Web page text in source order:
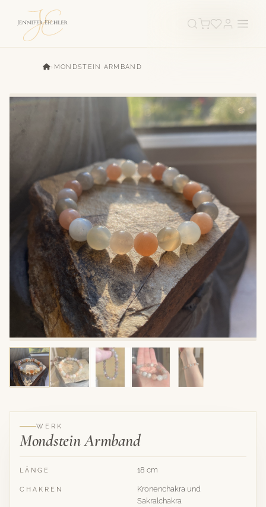
› MONDSTEIN ARMBAND
WERK
Mondstein Armband
LÄNGE 18 cm
CHAKREN
Kronenchakra und
Sakralchakra